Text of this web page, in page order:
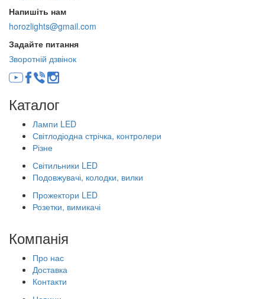
Напишіть нам
horozlights@gmail.com
Задайте питання
Зворотній дзвінок
Каталог
Лампи LED
Світлодіодна стрічка, контролери
Різне
Світильники LED
Подовжувачі, колодки, вилки
Прожектори LED
Розетки, вимикачі
Компанія
Про нас
Доставка
Контакти